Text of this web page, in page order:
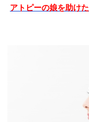
アトピーの娘を助け